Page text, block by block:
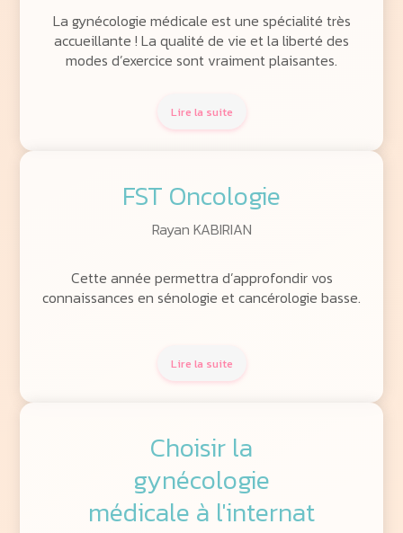
La gynécologie médicale est une spécialité très
accueillante ! La qualité de vie et la liberté des
modes d’exercice sont vraiment plaisantes.
Lire la suite
FST Oncologie
Rayan KABIRIAN
Cette année permettra d’approfondir vos
connaissances en sénologie et cancérologie basse.
Lire la suite
Choisir la
gynécologie
médicale à l'internat